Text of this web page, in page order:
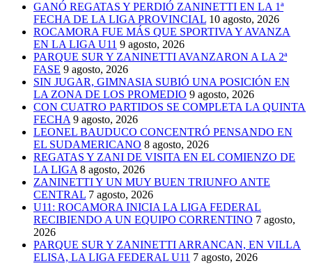
GANÓ REGATAS Y PERDIÓ ZANINETTI EN LA 1ª
FECHA DE LA LIGA PROVINCIAL 10 agosto, 2026
ROCAMORA FUE MÁS QUE SPORTIVA Y AVANZA
EN LA LIGA U11 9 agosto, 2026
PARQUE SUR Y ZANINETTI AVANZARON A LA 2ª
FASE 9 agosto, 2026
SIN JUGAR, GIMNASIA SUBIÓ UNA POSICIÓN EN
LA ZONA DE LOS PROMEDIO 9 agosto, 2026
CON CUATRO PARTIDOS SE COMPLETA LA QUINTA
FECHA 9 agosto, 2026
LEONEL BAUDUCO CONCENTRÓ PENSANDO EN
EL SUDAMERICANO 8 agosto, 2026
REGATAS Y ZANI DE VISITA EN EL COMIENZO DE
LA LIGA 8 agosto, 2026
ZANINETTI Y UN MUY BUEN TRIUNFO ANTE
CENTRAL 7 agosto, 2026
U11: ROCAMORA INICIA LA LIGA FEDERAL
RECIBIENDO A UN EQUIPO CORRENTINO 7 agosto,
2026
PARQUE SUR Y ZANINETTI ARRANCAN, EN VILLA
ELISA, LA LIGA FEDERAL U11 7 agosto, 2026